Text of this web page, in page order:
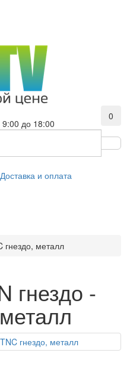
до 18:00
0
Доставка и оплата
гнездо, металл
гнездо -